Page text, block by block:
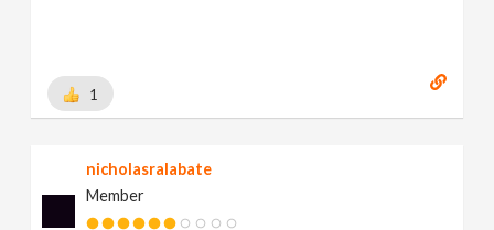
1
nicholasralabate
Member